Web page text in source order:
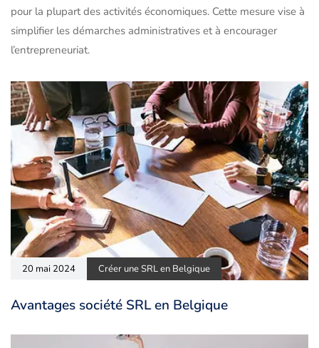
pour la plupart des activités économiques. Cette mesure vise à
simplifier les démarches administratives et à encourager
l’entrepreneuriat.
20 mai 2024 Créer une SRL en Belgique
Avantages société SRL en Belgique